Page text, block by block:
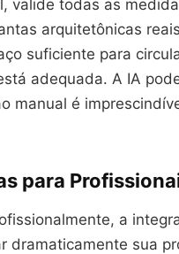
valide todas as
arquitetônicas
suficiente para
adequada. A IA
manual é
para
a
dramaticamente sua